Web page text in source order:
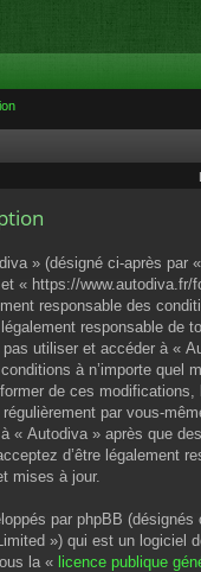
» (désigné ci-après par
« https://www.autodiva.fr/
responsable des
légalement responsable de
utiliser et accéder à «
à n’importe quel
de ces modifications,
par vous-
« Autodiva » après que
d’être légalement
mises à jour.
par phpBB (désignés
») qui est un logiciel
la « licence publique